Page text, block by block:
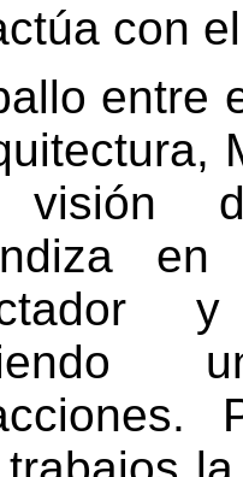
con
entre
,
visión
.